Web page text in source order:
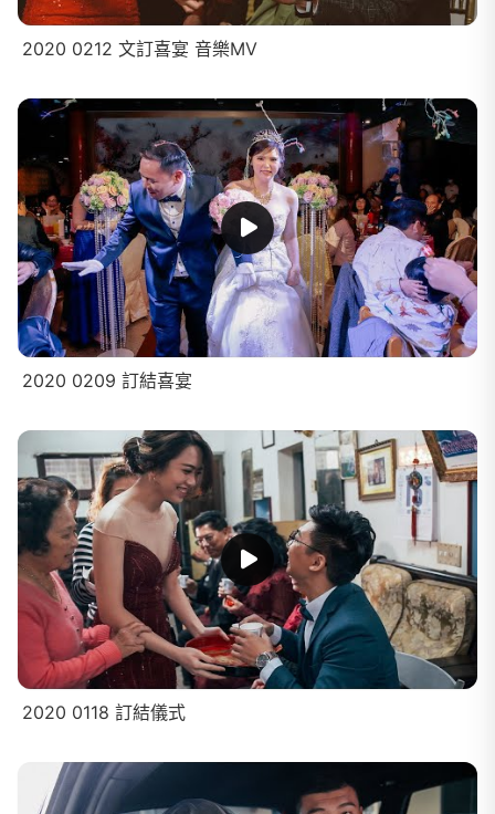
2020 0212 文訂喜宴 音樂MV
2020 0209 訂結喜宴
2020 0118 訂結儀式